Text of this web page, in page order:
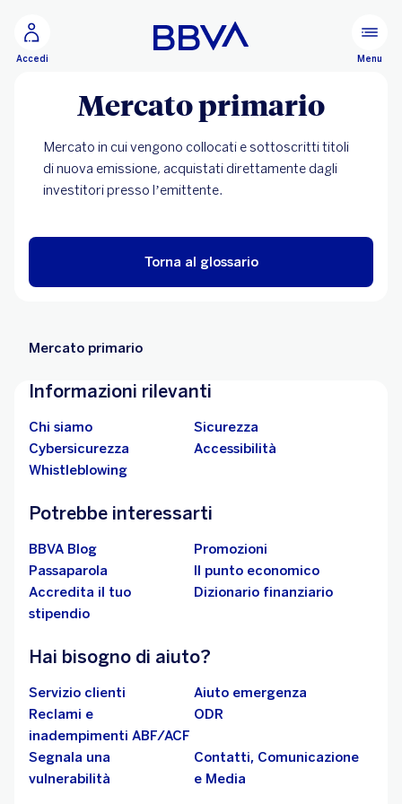
Configurare
Accedi Menu
Mercato primario
Mercato in cui vengono collocati e sottoscritti titoli
di nuova emissione, acquistati direttamente dagli
investitori presso l’emittente.
Torna al glossario
Mercato primario
Informazioni rilevanti
Chi siamo
Sicurezza
Cybersicurezza
Accessibilità
Whistleblowing
Potrebbe interessarti
BBVA Blog
Promozioni
Passaparola
Il punto economico
Accredita il tuo
stipendio
Dizionario finanziario
Hai bisogno di aiuto?
Servizio clienti
Aiuto emergenza
Reclami e
inadempimenti ABF/ACF
ODR
Segnala una
vulnerabilità
Contatti, Comunicazione
e Media